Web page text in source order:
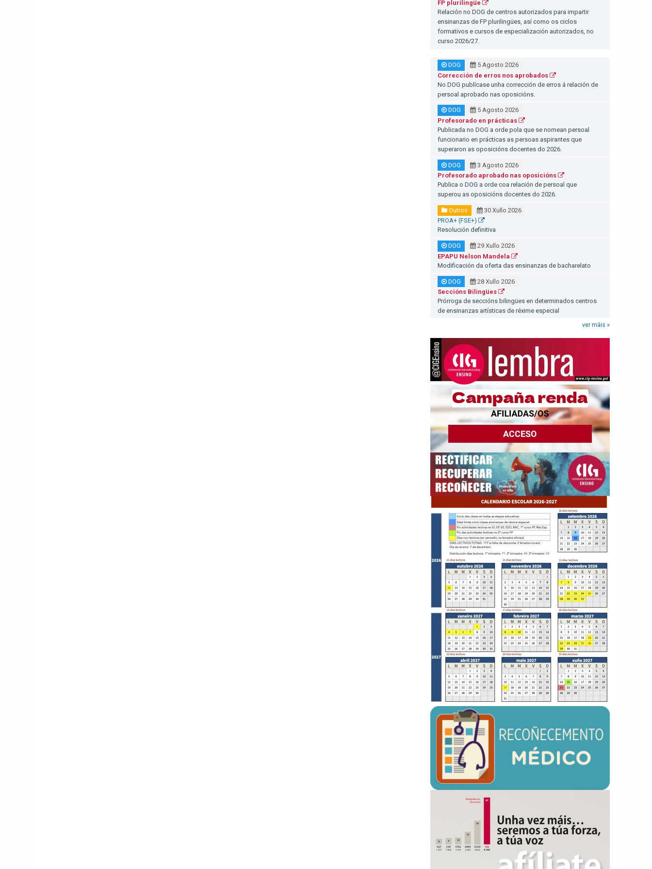
FP plurilingüe
Relación no DOG de centros autorizados para impartir
ensinanzas de FP plurilingües, así como os ciclos
formativos e cursos de especialización autorizados, no
curso 2026/27.
DOG
5 Agosto 2026
Corrección de erros nos aprobados
No DOG publícase unha corrección de erros á relación de
persoal aprobado nas oposicións.
DOG
5 Agosto 2026
Profesorado en prácticas
Publicada no DOG a orde pola que se nomean persoal
funcionario en prácticas as persoas aspirantes que
superaron as oposicións docentes do 2026.
DOG
3 Agosto 2026
Profesorado aprobado nas oposicións
Publica o DOG a orde coa relación de persoal que
superou as oposicións docentes do 2026.
Outros
30 Xullo 2026
PROA+ (FSE+)
Resolución definitiva
DOG
29 Xullo 2026
EPAPU Nelson Mandela
Modificación da oferta das ensinanzas de bacharelato
DOG
28 Xullo 2026
Seccións Bilingües
Prórroga de seccións bilingües en determinados centros
de ensinanzas artísticas de réxime especial
ver máis »